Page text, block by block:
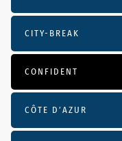
CITY-BREAK
CONFIDENT
CÔTE D’AZUR